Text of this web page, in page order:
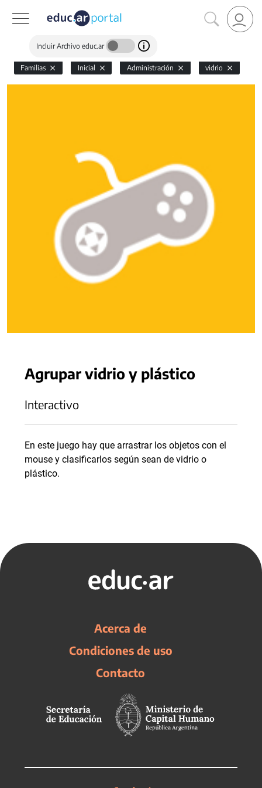
Incluir Archivo educ.ar
Familias Inicial Administración vidrio
Agrupar vidrio y plástico
Interactivo
En este juego hay que arrastrar los objetos con el
mouse y clasificarlos según sean de vidrio o
plástico.
Acerca de
Condiciones de uso
Contacto